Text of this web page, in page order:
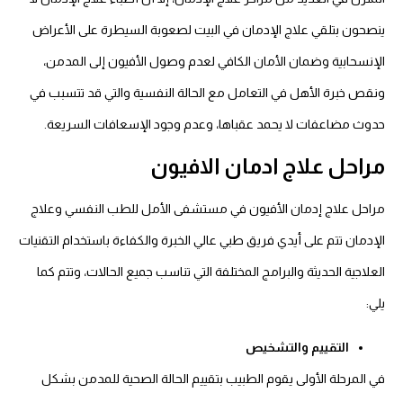
ينصحون بتلقي علاج الإدمان في البيت لصعوبة السيطرة على الأعراض
الإنسحابية وضمان الأمان الكافي لعدم وصول الأفيون إلى المدمن،
ونقص خبرة الأهل في التعامل مع الحالة النفسية والتي قد تتسبب في
حدوث مضاعفات لا يحمد عقباها، وعدم وجود الإسعافات السريعة.
مراحل علاج ادمان الافيون
مراحل علاج إدمان الأفيون في مستشفى الأمل للطب النفسي وعلاج
الإدمان تتم على أيدي فريق طبي عالي الخبرة والكفاءة باستخدام التقنيات
العلاجية الحديثة والبرامج المختلفة التي تناسب جميع الحالات، وتتم كما
يلي:
التقييم والتشخيص
في المرحلة الأولى يقوم الطبيب بتقييم الحالة الصحية للمدمن بشكل